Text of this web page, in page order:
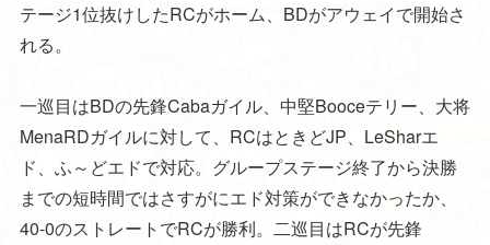
テージ1位抜けしたRCがホーム、BDがアウェイで開始さ
れる。
一巡目はBDの先鋒Cabaガイル、中堅Booceテリー、大将
MenaRDガイルに対して、RCはときどJP、LeSharエ
ド、ふ～どエドで対応。グループステージ終了から決勝
までの短時間ではさすがにエド対策ができなかったか、
40-0のストレートでRCが勝利。二巡目はRCが先鋒